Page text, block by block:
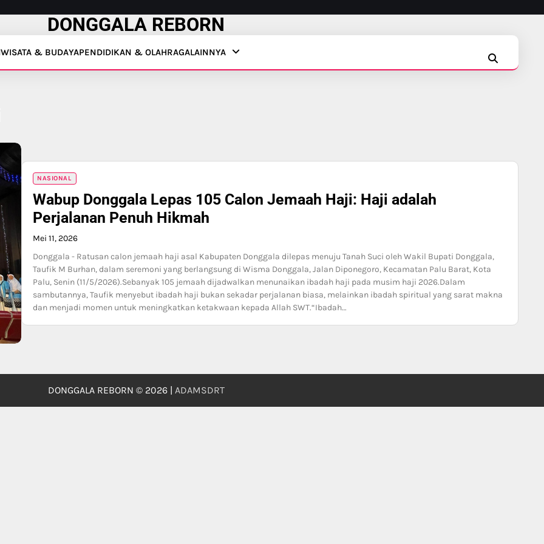
DONGGALA REBORN
& BUDAYAPENDIDIKAN & OLAHRAGALAINNYA
NASIONAL
Wabup Donggala Lepas 105 Calon Jemaah Haji: Haji adalah
Perjalanan Penuh Hikmah
Mei 11, 2026
Donggala - Ratusan calon jemaah haji asal Kabupaten Donggala dilepas menuju Tanah Suci oleh Wakil Bupati Donggala,
Taufik M Burhan, dalam seremoni yang berlangsung di Wisma Donggala, Jalan Diponegoro, Kecamatan Palu Barat, Kota
Palu, Senin (11/5/2026).Sebanyak 105 jemaah dijadwalkan menunaikan ibadah haji pada musim haji 2026.Dalam
sambutannya, Taufik menyebut ibadah haji bukan sekadar perjalanan biasa, melainkan ibadah spiritual yang sarat makna
dan menjadi momen untuk meningkatkan ketakwaan kepada Allah SWT.“Ibadah…
DONGGALA REBORN © 2026 | ADAMSDRT